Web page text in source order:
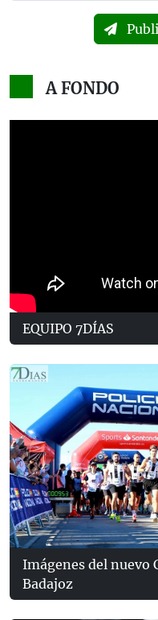
A FONDO
EQUIPO 7DÍAS
Imágenes del nuevo
Badajoz